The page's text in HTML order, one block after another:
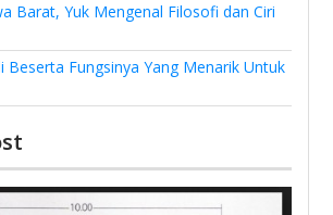
Barat, Yuk Mengenal Filosofi dan Ciri
Beserta Fungsinya Yang Menarik Untuk